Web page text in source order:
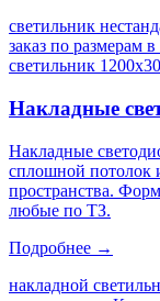
светильник
заказ по размерам
светильник
Накладные
Накладные
сплошной потолок
пространства.
любые по ТЗ.
Подробнее →
накладной